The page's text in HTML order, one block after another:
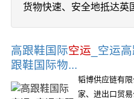
货物快速、安全地抵达英
高跟鞋国际空运 _空运
跟鞋国际物...
韬博供应链有
家、进出口贸